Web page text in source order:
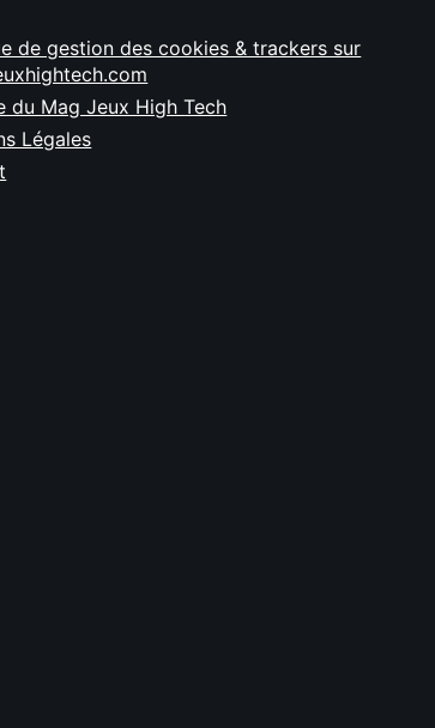
de gestion des cookies & trackers sur
du Mag Jeux High Tech
Légales